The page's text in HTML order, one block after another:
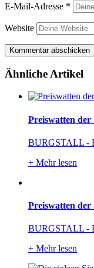
E-Mail-Adresse *
Website
Ähnliche Artikel
Preiswatten
BURGSTALL -
+ Mehr lesen
Preiswatten
BURGSTALL -
+ Mehr lesen